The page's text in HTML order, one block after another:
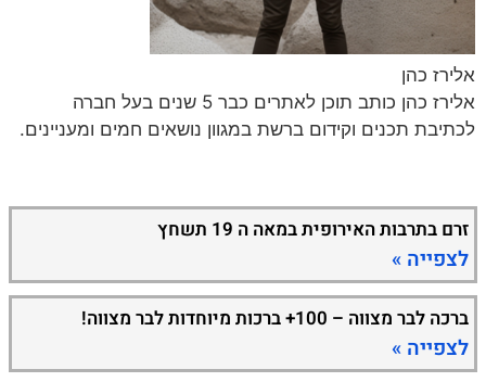
אלירז כהן
אלירז כהן כותב תוכן לאתרים כבר 5 שנים בעל חברה
לכתיבת תכנים וקידום ברשת במגוון נושאים חמים ומעניינים.
זרם בתרבות האירופית במאה ה 19 תשחץ
לצפייה »
ברכה לבר מצווה – 100+ ברכות מיוחדות לבר מצווה!
לצפייה »